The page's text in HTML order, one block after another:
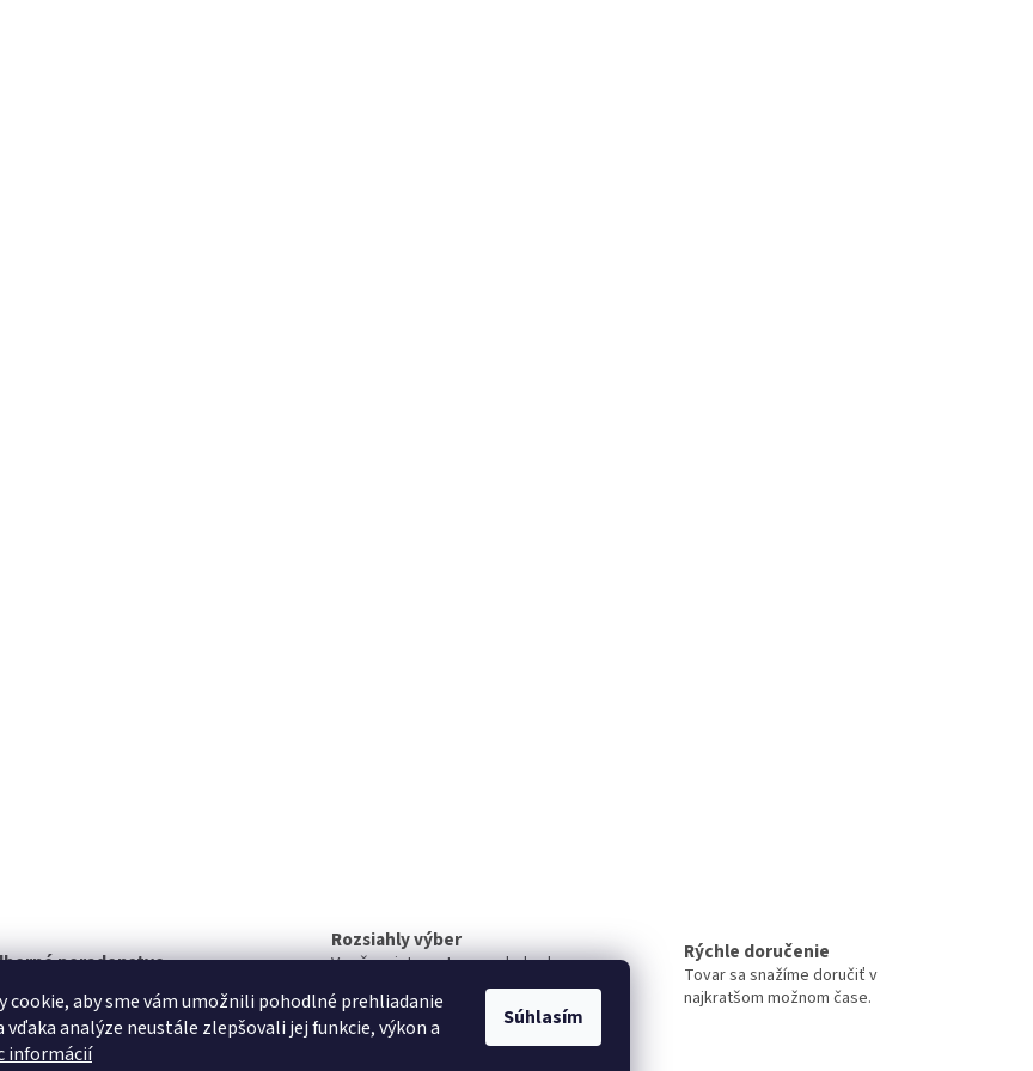
cookie, aby sme vám umožnili pohodlné prehliadanie
analýze neustále zlepšovali jej funkcie, výkon a
informácií
Súhlasím
poradenstvo
Rozsiahly výber
V našom internetovom obchode
nájdete rozsiahly sortiment
produktov
Rýchle doručenie
Tovar sa snažíme doručiť v
najkratšom možnom čase.